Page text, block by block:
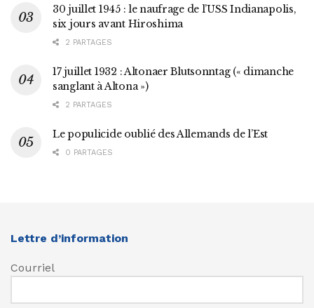
30 juillet 1945 : le naufrage de l’USS Indianapolis,
six jours avant Hiroshima
2 PARTAGES
17 juillet 1932 : Altonaer Blutsonntag (« dimanche
sanglant à Altona »)
2 PARTAGES
Le populicide oublié des Allemands de l’Est
0 PARTAGES
Lettre d’information
Courriel